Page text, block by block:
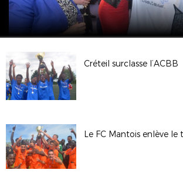
Créteil surclasse l’ACBB